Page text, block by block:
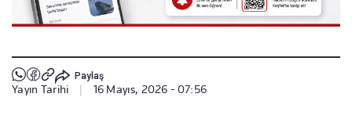
Paylaş
Yayın Tarihi 16 Mayıs, 2026 - 07:56